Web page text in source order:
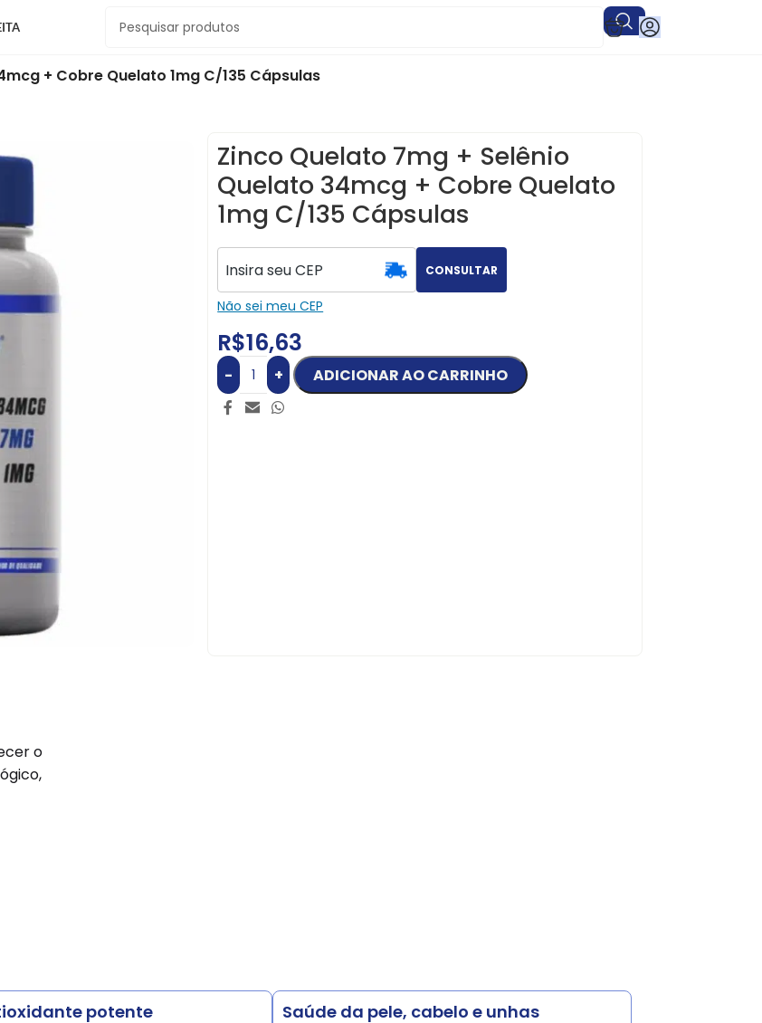
+ Cobre Quelato 1mg C/135 Cápsulas
Zinco Quelato 7mg + Selênio
Quelato 34mcg + Cobre Quelato
1mg C/135 Cápsulas
CONSULTAR
Não sei meu CEP
R$16,63
- + ADICIONAR AO CARRINHO
o
potente Saúde da pele, cabelo e unhas